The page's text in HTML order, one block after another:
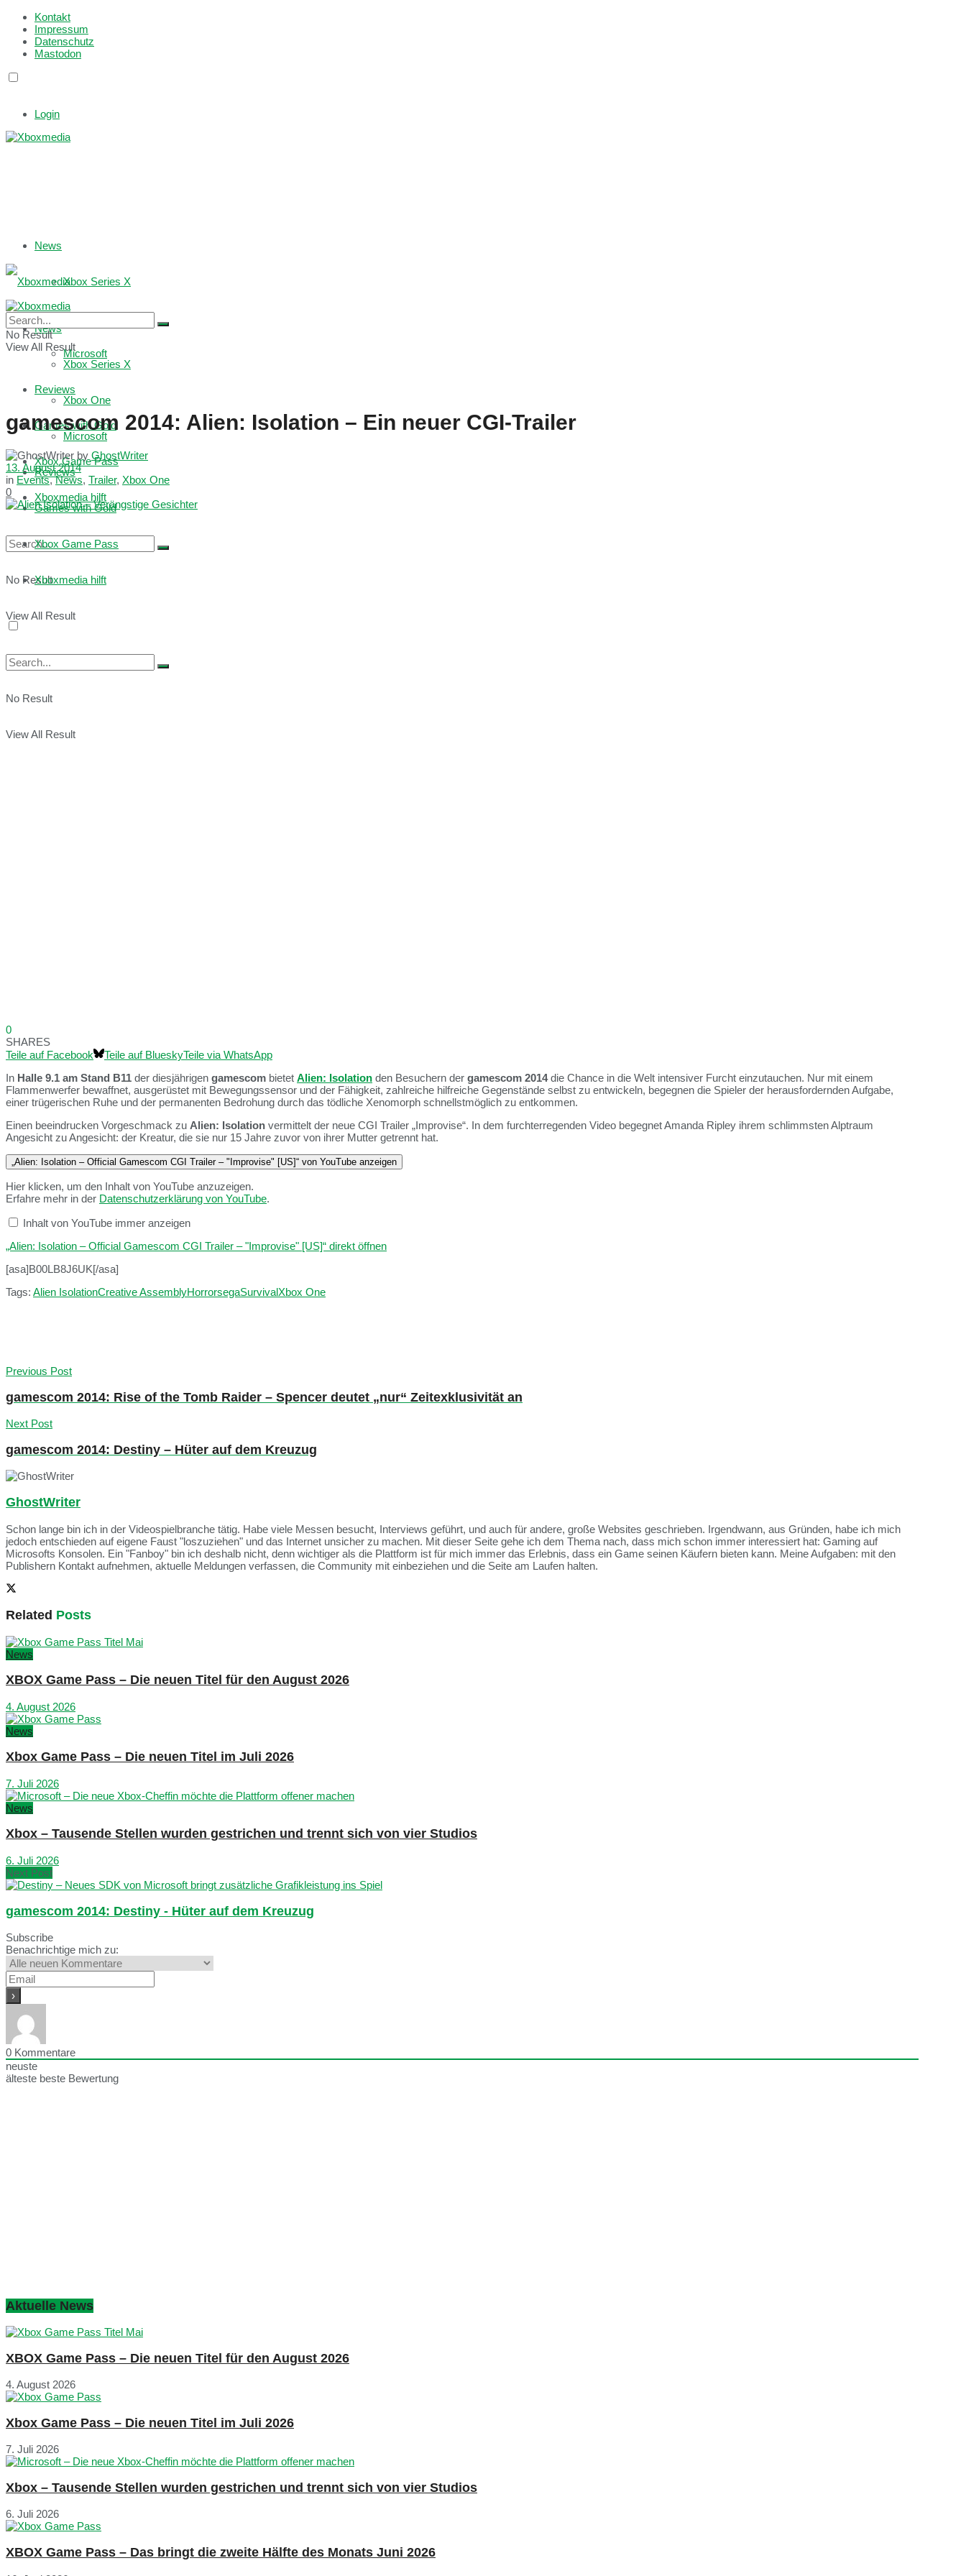
Kontakt
Impressum
Datenschutz
Mastodon
Login
News
Xbox Series X
Microsoft
Reviews
Games with Gold
Xbox Game Pass
Xboxmedia hilft
No Result
View All Result
News
Xbox Series X
Xbox One
Microsoft
Reviews
Games with Gold
Xbox Game Pass
Xboxmedia hilft
No Result
View All Result
No Result
View All Result
gamescom 2014: Alien: Isolation – Ein neuer CGI-Trailer
by GhostWriter
13. August 2014
in Events,News, Trailer, Xbox One
0
0
SHARES
Teile auf Facebook
Teile auf BlueskyTeile via WhatsApp
In Halle 9.1 am Stand B11 der diesjährigen gamescom bietet Alien: Isolation den Besuchern der gamescom 2014die Chance in die Welt intensiver Furcht einzutauchen. Nur mit einem
Flammenwerfer bewaffnet, ausgerüstet mit Bewegungssensor und der Fähigkeit, zahlreiche hilfreiche Gegenstände selbst zu entwickeln, begegnen die Spieler der herausfordernden Aufgabe,
einer trügerischen Ruhe und der permanenten Bedrohung durch das tödliche Xenomorph schnellstmöglich zu entkommen.
Einen beeindrucken Vorgeschmack zu Alien: Isolation vermittelt der neue CGI Trailer „Improvise“. In dem furchterregenden Video begegnet Amanda Ripley ihrem schlimmsten Alptraum
Angesicht zu Angesicht: der Kreatur, die sie nur 15 Jahre zuvor von ihrer Mutter getrennt hat.
„Alien: Isolation – Official Gamescom CGI Trailer – "Improvise" [US]“ von YouTube anzeigen
Hier klicken, um den Inhalt von YouTube anzuzeigen.
Erfahre mehr in der Datenschutzerklärung von YouTube.
Inhalt von YouTube immer anzeigen
„Alien: Isolation – Official Gamescom CGI Trailer – "Improvise" [US]“ direkt öffnen
[asa]B00LB8J6UK[/asa]
Tags: Alien IsolationCreative AssemblyHorrorsegaSurvivalXbox One
Previous Post
gamescom 2014: Rise of the Tomb Raider – Spencer deutet „nur“ Zeitexklusivität an
Next Post
gamescom 2014: Destiny – Hüter auf dem Kreuzug
GhostWriter
Schon lange bin ich in der Videospielbranche tätig. Habe viele Messen besucht, Interviews geführt, und auch für andere, große Websites geschrieben. Irgendwann, aus Gründen, habe ich mich
jedoch entschieden auf eigene Faust "loszuziehen" und das Internet unsicher zu machen. Mit dieser Seite gehe ich dem Thema nach, dass mich schon immer interessiert hat: Gaming auf
Microsofts Konsolen. Ein "Fanboy" bin ich deshalb nicht, denn wichtiger als die Plattform ist für mich immer das Erlebnis, dass ein Game seinen Käufern bieten kann. Meine Aufgaben: mit den
Publishern Kontakt aufnehmen, aktuelle Meldungen verfassen, die Community mit einbeziehen und die Seite am Laufen halten.
Related Posts
News
XBOX Game Pass – Die neuen Titel für den August 2026
4. August 2026
News
Xbox Game Pass – Die neuen Titel im Juli 2026
7. Juli 2026
News
Xbox – Tausende Stellen wurden gestrichen und trennt sich von vier Studios
6. Juli 2026
Next Post
gamescom 2014: Destiny - Hüter auf dem Kreuzug
Subscribe
Benachrichtige mich zu:
0 Kommentare
neuste
älteste beste Bewertung
Aktuelle News
XBOX Game Pass – Die neuen Titel für den August 2026
4. August 2026
Xbox Game Pass – Die neuen Titel im Juli 2026
7. Juli 2026
Xbox – Tausende Stellen wurden gestrichen und trennt sich von vier Studios
6. Juli 2026
XBOX Game Pass – Das bringt die zweite Hälfte des Monats Juni 2026